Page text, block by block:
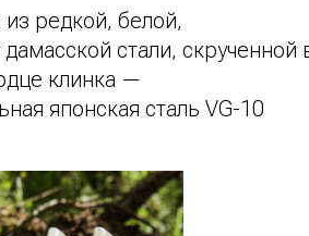
редкой, белой,
стали, скрученной
клинка —
японская сталь VG-10